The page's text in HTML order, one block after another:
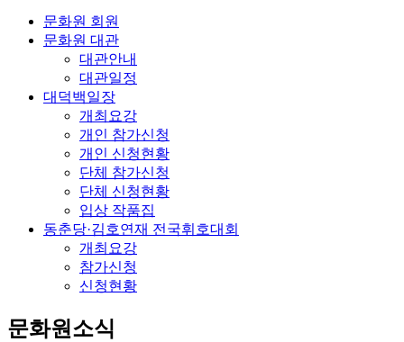
문화원 회원
문화원 대관
대관안내
대관일정
대덕백일장
개최요강
개인 참가신청
개인 신청현황
단체 참가신청
단체 신청현황
입상 작품집
동춘당·김호연재 전국휘호대회
개최요강
참가신청
신청현황
문화원소식